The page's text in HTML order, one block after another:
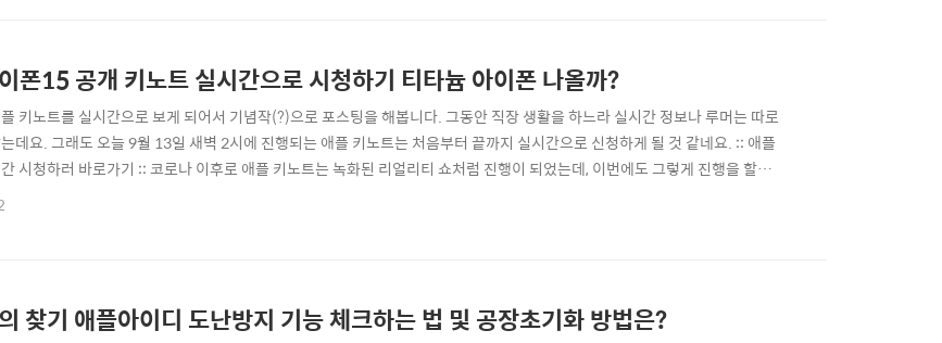
폰15 공개 키노트 실시간으로 시청하기 티타늄 아이폰 나올까?
키노트를 실시간으로 보게 되어서 기념작(?)으로 포스팅을 해봅니다. 그동안 직장 생활을 하느라 실시간 정보나 루머는 따로
데요. 그래도 오늘 9월 13일 새벽 2시에 진행되는 애플 키노트는 처음부터 끝까지 실시간으로 신청하게 될 것 같네요. :: 애플
시청하러 바로가기 :: 코로나 이후로 애플 키노트는 녹화된 리얼리티 쇼처럼 진행이 되었는데, 이번에도 그렇게 진행을 할지
네요. 잘 아시다시피 애플 키노트는 애플 공홈의 이벤트 페이지에서 바로 볼 수 있습니다. 아니면 유튜브에서도 요즘에는 바
찾기 애플아이디 도난방지 기능 체크하는 법 및 공장초기화 방법은?